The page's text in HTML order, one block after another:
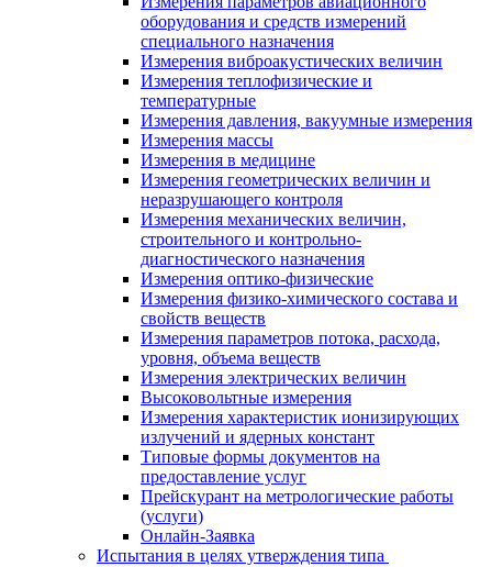
оборудования и средств измерений
специального назначения
Измерения виброакустических величин
Измерения теплофизические и
температурные
Измерения давления, вакуумные измерения
Измерения массы
Измерения в медицине
Измерения геометрических величин и
неразрушающего контроля
Измерения механических величин,
строительного и контрольно-
диагностического назначения
Измерения оптико-физические
Измерения физико-химического состава и
свойств веществ
Измерения параметров потока, расхода,
уровня, объема веществ
Измерения электрических величин
Высоковольтные измерения
Измерения характеристик ионизирующих
излучений и ядерных констант
Типовые формы документов на
предоставление услуг
Прейскурант на метрологические работы
(услуги)
Онлайн-Заявка
Испытания в целях утверждения типа